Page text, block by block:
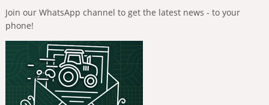
Join our WhatsApp channel to get the latest news - to your
phone!